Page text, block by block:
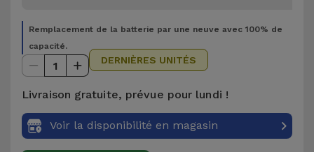
Accessoires
iPad et
Tablette
Kids
Remplacement de la batterie par une neuve avec 100% de
capacité.
1 DERNIÈRES UNITÉS
Livraison gratuite, prévue pour lundi !
Voir la disponibilité en magasin